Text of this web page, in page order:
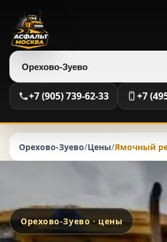
Выберите регион
+7 (905) 739-62-33 +7
Орехово-Зуево/Цены/Ямочный
Орехово-Зуево · цены